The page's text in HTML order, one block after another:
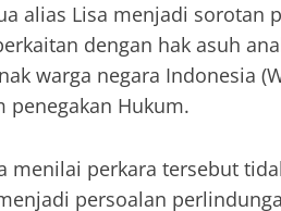
alias Lisa menjadi sorotan
dengan hak asuh
warga negara Indonesia
penegakan Hukum.
menilai perkara tersebut
persoalan